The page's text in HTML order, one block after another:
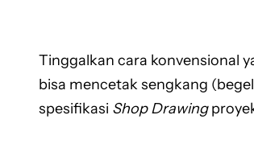
Tinggalkan cara konvensional
bisa mencetak sengkang
spesifikasi Shop Drawing